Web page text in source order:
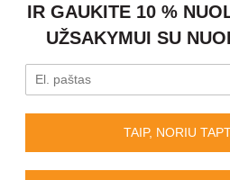
IR GAUKITE 10 %
UŽSAKYMUI SU
TAIP, NORIU